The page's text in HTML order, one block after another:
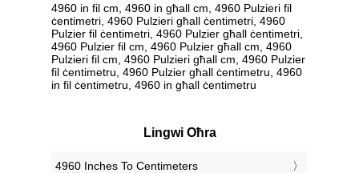
4960 in fil cm, 4960 in għall cm, 4960 Pulzieri fil
ċentimetri, 4960 Pulzieri għall ċentimetri, 4960
Pulzier fil ċentimetri, 4960 Pulzier għall ċentimetri,
4960 Pulzier fil cm, 4960 Pulzier għall cm, 4960
Pulzieri fil cm, 4960 Pulzieri għall cm, 4960 Pulzier
fil ċentimetru, 4960 Pulzier għall ċentimetru, 4960
in fil ċentimetru, 4960 in għall ċentimetru
Lingwi Oħra
‎4960 Inches To Centimeters